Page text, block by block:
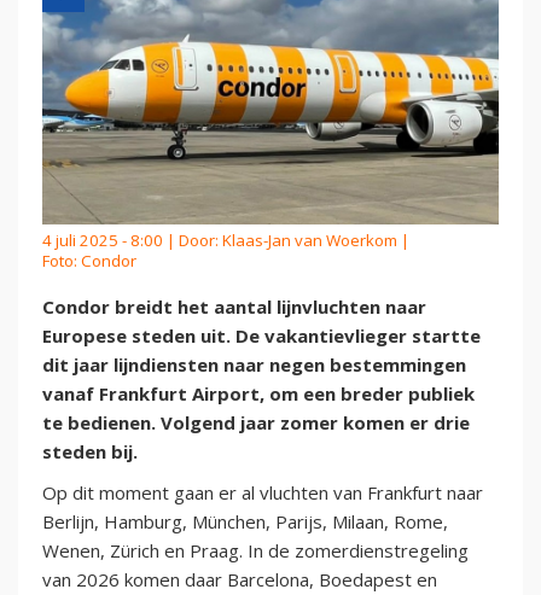
4 juli 2025 - 8:00 | Door: Klaas-Jan van Woerkom |
Foto: Condor
Condor breidt het aantal lijnvluchten naar
Europese steden uit. De vakantievlieger startte
dit jaar lijndiensten naar negen bestemmingen
vanaf Frankfurt Airport, om een breder publiek
te bedienen. Volgend jaar zomer komen er drie
steden bij.
Op dit moment gaan er al vluchten van Frankfurt naar
Berlijn, Hamburg, München, Parijs, Milaan, Rome,
Wenen, Zürich en Praag. In de zomerdienstregeling
van 2026 komen daar Barcelona, Boedapest en